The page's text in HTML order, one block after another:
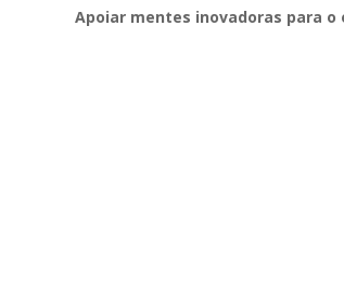
Apoiar mentes inovadoras para